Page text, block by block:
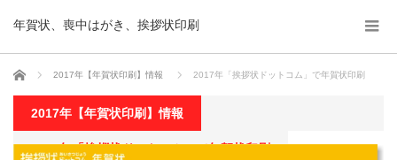
年賀状、喪中はがき、挨拶状印刷
ホーム 2017年【年賀状印刷】情報 2017年「挨拶状ドットコム」で年賀状印刷
2017年【年賀状印刷】情報
2017年「挨拶状ドットコム」で年賀状印刷